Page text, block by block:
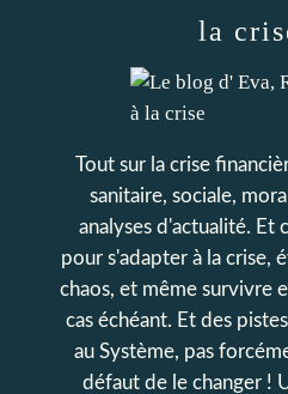
la
Tout sur la crise
sanitaire, sociale,
analyses d'actualité. Et
pour s'adapter à la crise,
chaos, et même survivre
cas échéant. Et des
au Système, pas
défaut de le changer !